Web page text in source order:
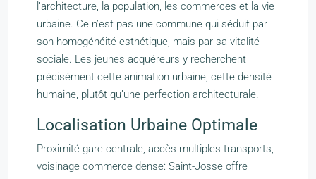
l’architecture, la population, les commerces et la vie
urbaine. Ce n’est pas une commune qui séduit par
son homogénéité esthétique, mais par sa vitalité
sociale. Les jeunes acquéreurs y recherchent
précisément cette animation urbaine, cette densité
humaine, plutôt qu’une perfection architecturale.
Localisation Urbaine Optimale
Proximité gare centrale, accès multiples transports,
voisinage commerce dense: Saint-Josse offre